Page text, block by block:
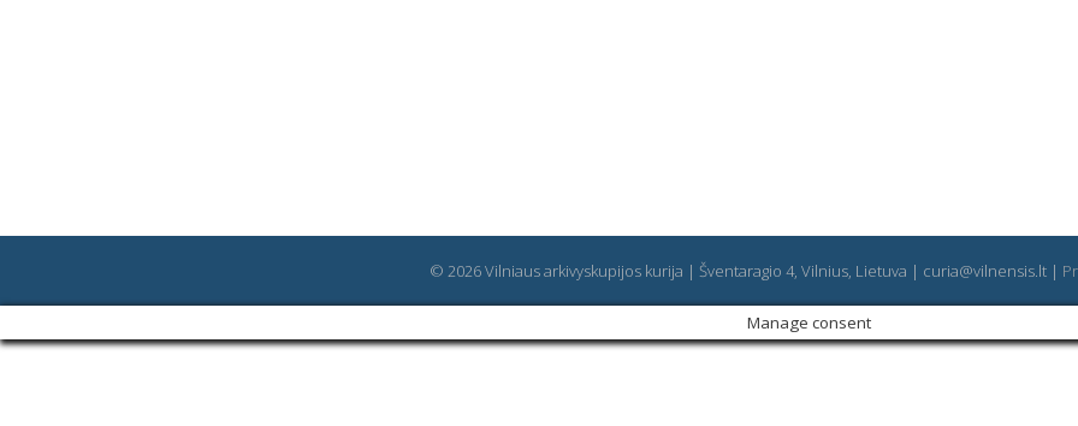
© 2026 Vilniaus arkivyskupijos kurija | Šventaragio 4, Vilnius, Lietuva | curia@vilnensis.lt |
Manage consent